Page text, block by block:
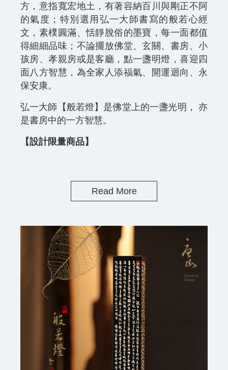
方，意指寬宏地土，有著容納百川與剛正不阿
的氣度；特別選用弘一大師書寫的般若心經
文，素樸圓滿、恬靜脫俗的墨寶，每一面都值
得細細品味；不論擺放佛堂、玄關、書房、小
孩房、孝親房或是客廳，點一盞明燈，喜迎四
面八方智慧，為全家人添福氣、開運迴向、永
保安康。
弘一大師【般若燈】是佛堂上的一盞光明， 亦
是書房中的一方智慧。
【設計限量商品】
Read More